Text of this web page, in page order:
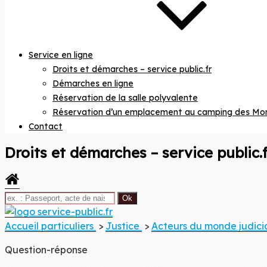
Service en ligne
Droits et démarches – service public.fr
Démarches en ligne
Réservation de la salle polyvalente
Réservation d’un emplacement au camping des
Contact
Site
Droits et démarches – service
Accueil particuliers > Justice > Acteurs du monde
Question-réponse